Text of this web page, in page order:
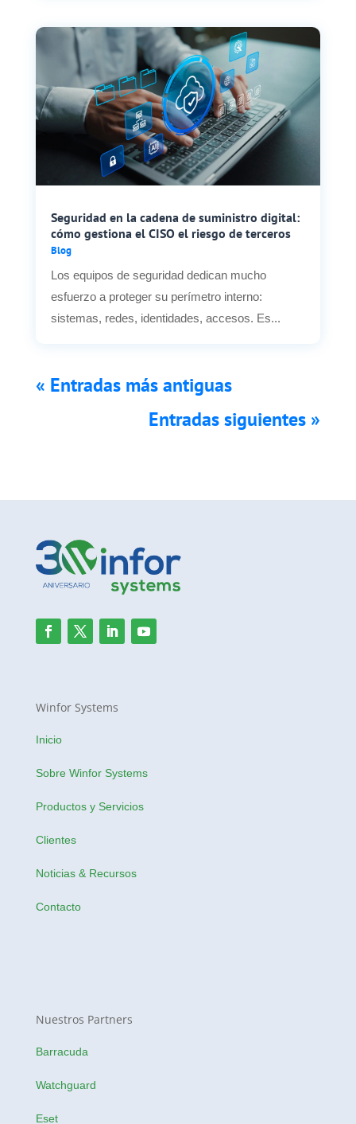
Seguridad en la cadena de suministro digital:
cómo gestiona el CISO el riesgo de terceros
Blog
Los equipos de seguridad dedican mucho
esfuerzo a proteger su perímetro interno:
sistemas, redes, identidades, accesos. Es...
« Entradas más antiguas
Entradas siguientes »
Winfor Systems
Inicio
Sobre Winfor Systems
Productos y Servicios
Clientes
Noticias & Recursos
Contacto
Nuestros Partners
Barracuda
Watchguard
Eset